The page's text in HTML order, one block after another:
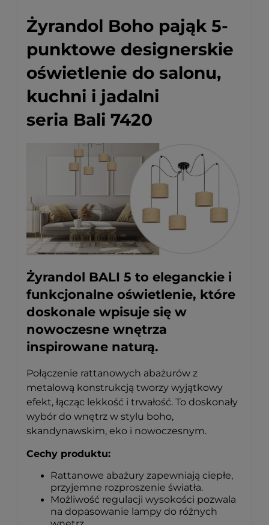
Żyrandol Boho pająk 5-
punktowe designerskie
oświetlenie do salonu,
kuchni i jadalni
seria Bali 7420
Żyrandol BALI 5 to eleganckie i
funkcjonalne oświetlenie, które
doskonale wpisuje się w
nowoczesne wnętrza
inspirowane naturą.
Połączenie rattanowych abażurów z
metalową konstrukcją tworzy wyjątkowy
efekt, łącząc lekkość i trwałość. To doskonały
wybór do wnętrz w stylu boho,
skandynawskim, eko i nowoczesnym.
Cechy produktu:
Rattanowe abażury zapewniają ciepłe,
przyjemne rozproszenie światła.
Możliwość regulacji wysokości pozwala
na dopasowanie lampy do różnych